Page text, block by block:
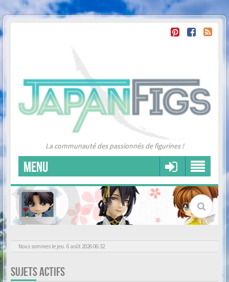
La communauté des passionnés de figurines !
MENU
Nous sommes le jeu. 6 août 2026 06:32
SUJETS ACTIFS